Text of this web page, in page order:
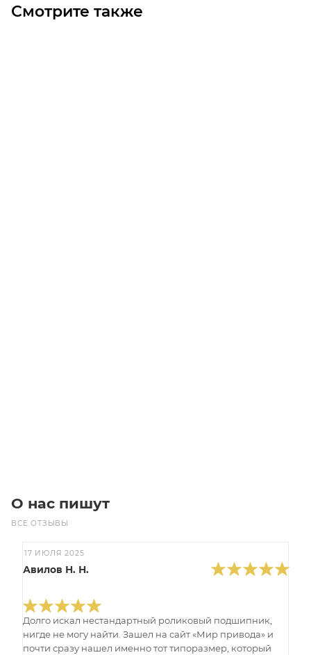
Смотрите также
О нас пишут
ВСЕ ОТЗЫВЫ
17 ИЮЛЯ 2025
Авилов Н. Н.
Долго искал нестандартный роликовый подшипник,
нигде не могу найти. Зашел на сайт «Мир привода» и
почти сразу нашел именно тот типоразмер, который